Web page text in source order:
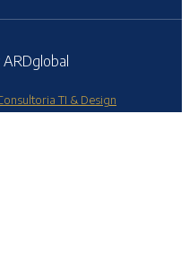
TI & Design